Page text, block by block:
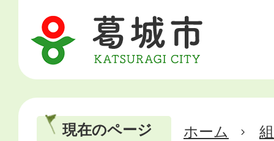
現在のページ ホーム